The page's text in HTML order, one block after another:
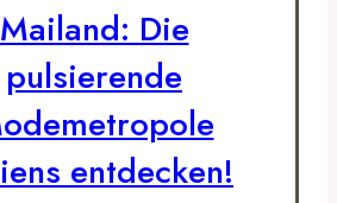
Mailand: Die
pulsierende
entdecken!